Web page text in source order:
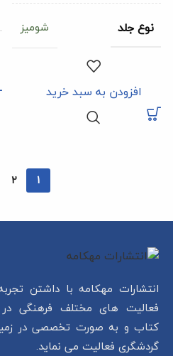
نوع جلد شومیز
افزودن به سبد خرید
1
2
انتشارات مهکامه با داشتن
فعالیت های مختلف فرهنگی در
کتاب و به صورت تخصصی در
گردشگری فعالیت می نماید.